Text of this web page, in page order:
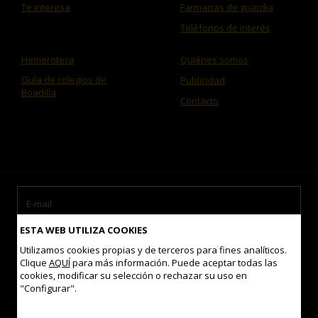
Te interesa
Farmacias de guardia
Teléfonos de interés
Hemeroteca
Guía de colegios de
Boadilla
Quiénes somos
Publicidad
Contacto
Acepto lascondiciones de uso
ESTA WEB UTILIZA COOKIES
Utilizamos cookies propias y de terceros para fines analíticos.
Clique AQUÍpara más información. Puede aceptar todas las
cookies, modificar su selección o rechazar su uso en
"Configurar".